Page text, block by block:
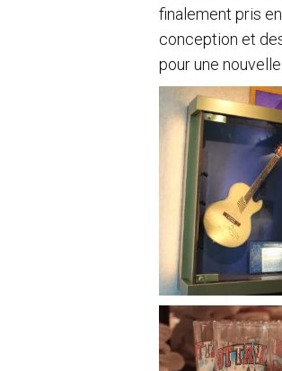
finalement pris
conception et
pour une